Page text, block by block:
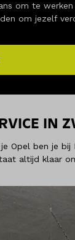
om te
om jezelf
IN
Opel ben je
altijd klaar